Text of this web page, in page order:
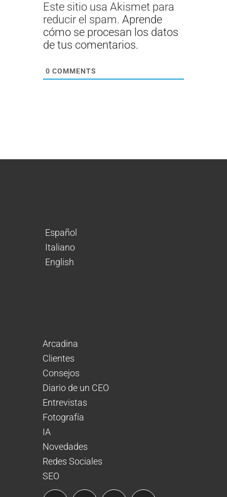
Este sitio usa Akismet para
reducir el spam. Aprende
cómo se procesan los datos
de tus comentarios.
0 COMMENTS
Español
Italiano
English
Arcadina
Clientes
Consejos
Diario de un CEO
Entrevistas
Fotografía
IA
Novedades
Redes Sociales
SEO